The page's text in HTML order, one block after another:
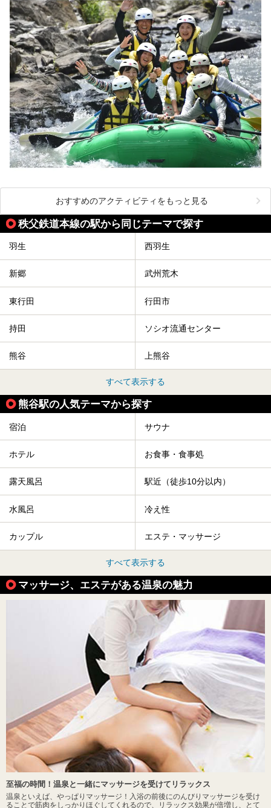
おすすめのアクティビティをもっと見る
秩父鉄道本線の駅から同じテーマで探す
羽生 西羽生
新郷 武州荒木
東行田 行田市
持田 ソシオ流通センター
熊谷 上熊谷
すべて表示する
熊谷駅の人気テーマから探す
宿泊 サウナ
ホテル お食事・食事処
露天風呂 駅近（徒歩10分以内）
水風呂 冷え性
カップル エステ・マッサージ
すべて表示する
マッサージ、エステがある温泉の魅力
至福の時間！温泉と一緒にマッサージを受けてリラックス
温泉といえば、やっぱりマッサージ！入浴の前後にのんびりマッサージを受け
ることで筋肉をしっかりほぐしてくれるので、リラックス効果が倍増し、とて